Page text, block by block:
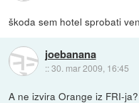
škoda sem hotel sprobati
joebanana
::30. mar 2009, 16:45
A ne izvira Orange iz FRI-